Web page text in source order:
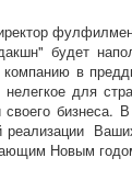
будет
в
для
Новым